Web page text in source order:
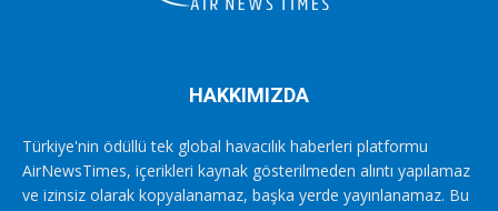
HAKKIMIZDA
Türkiye'nin ödüllü tek global havacılık haberleri platformu
AirNewsTimes, içerikleri kaynak gösterilmeden alıntı yapılamaz
ve izinsiz olarak kopyalanamaz, başka yerde yayınlanamaz. Bu